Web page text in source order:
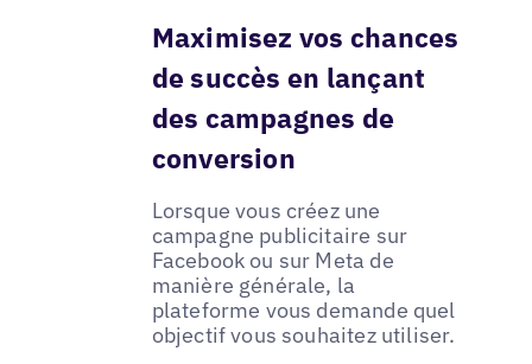
Maximisez vos chances
de succès en lançant
des campagnes de
conversion
Lorsque vous créez une
campagne publicitaire sur
Facebook ou sur Meta de
manière générale, la
plateforme vous demande quel
objectif vous souhaitez utiliser.